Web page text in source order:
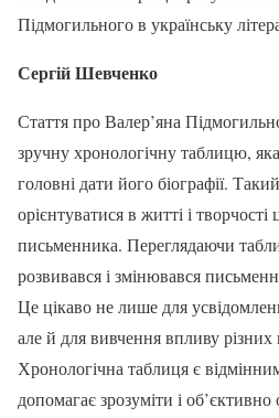
Підмогильного в українську
Сергій Шевченко
Стаття про Валер’яна
зручну хронологічну таблицю,
головні дати його біографії.
орієнтуватися в житті і
письменника. Переглядаючи
розвивався і змінювався
Це цікаво не лише для
але й для вивчення впливу різних
Хронологічна таблиця є
допомагає зрозуміти і